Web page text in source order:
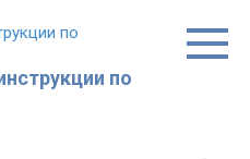
по